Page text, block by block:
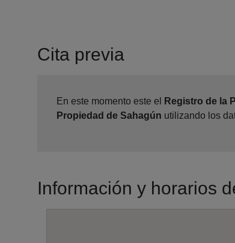
Cita previa
En este momento este el Registro de la
Propiedad de Sahagún utilizando los
Información y horarios